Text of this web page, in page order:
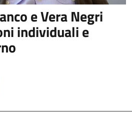
e Vera Negri
individuali e